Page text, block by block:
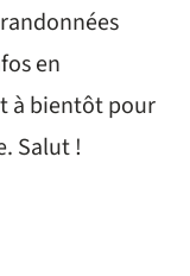
en
à bientôt pour
Salut !